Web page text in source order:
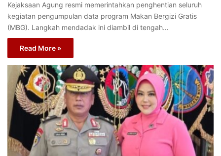
Kejaksaan Agung resmi memerintahkan penghentian seluruh
kegiatan pengumpulan data program Makan Bergizi Gratis
(MBG). Langkah mendadak ini diambil di tengah…
Read More »